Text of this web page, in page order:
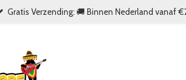
Gratis Verzending: 🚚 Binnen Nederland vanaf